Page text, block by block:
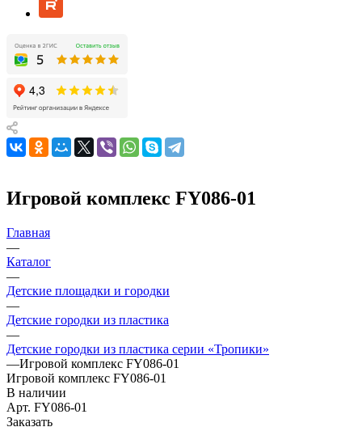
Игровой комплекс FY086-01
Главная
—
Каталог
—
Детские площадки и городки
—
Детские городки из пластика
—
Детские городки из пластика серии «Тропики»
—Игровой комплекс FY086-01
Игровой комплекс FY086-01
В наличии
Арт. FY086-01
Заказать